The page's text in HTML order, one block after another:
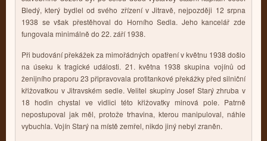
Bledý, který bydlel od svého zřízení v Jitravě, nejpozději 12 srpna
1938 se však přestěhoval do Horního Sedla. Jeho kancelář zde
fungovala minimálně do 22. září 1938.
Při budování překážek za mimořádných opatření v květnu 1938 došlo
na úseku k tragické události. 21. května 1938 skupina vojínů od
ženijního praporu 23 připravovala protitankové překážky před silniční
křižovatkou v Jitravském sedle. Velitel skupiny Josef Starý zhruba v
18 hodin chystal ve vidlici této křižovatky minová pole. Patrně
nepostupoval jak měl, protože trhavina, kterou manipuloval, náhle
vybuchla. Vojín Starý na místě zemřel, nikdo jiný nebyl zraněn.